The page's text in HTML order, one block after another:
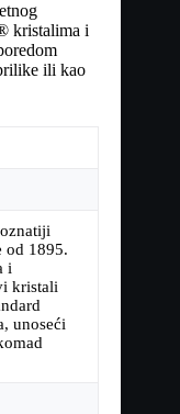
kristalima i
ili kao
od 1895.
i
kristali
unoseći